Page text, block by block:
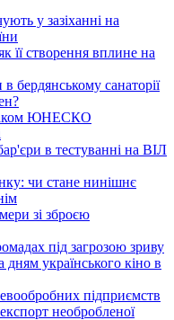
у зазіханні на
її створення вплине на
бердянському санаторії
ЮНЕСКО
в тестуванні на ВІЛ
чи стане нинішнє
зі зброєю
під загрозою зриву
українського кіно в
підприємств
необробленої